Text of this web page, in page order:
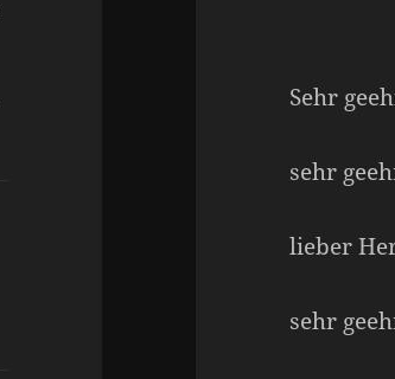
Sehr
sehr
lieber
sehr